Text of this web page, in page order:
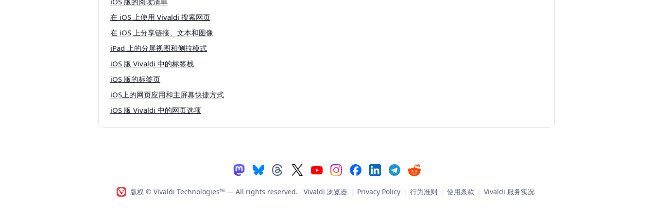
在 iOS 上使用 Vivaldi 搜索网页
在 iOS 上分享链接、文本和图像
iPad 上的分屏视图和侧拉模式
iOS 版 Vivaldi 中的标签栈
iOS 版的标签页
iOS上的网页应用和主屏幕快捷方式
iOS 版 Vivaldi 中的网页选项
版权 © Vivaldi Technologies™ — All rights reserved. Vivaldi 浏览器 | Privacy Policy | 行为准则 | 使用条款 | Vivaldi 服务实况